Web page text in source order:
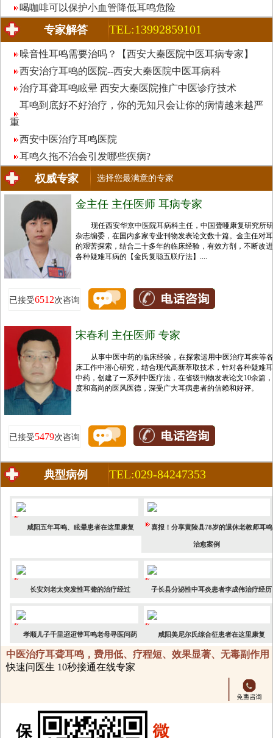
喝咖啡可以保护小血管降低耳鸣危险
专家解答 TEL:13992859101
噪音性耳鸣需要治吗？【西安大秦医院中医耳病专家】
西安治疗耳鸣的医院--西安大秦医院中医耳病科
治疗耳聋耳鸣眩晕 西安大秦医院推广中医诊疗技术
耳鸣到底好不好治疗，你的无知只会让你的病情越来越严
重
西安中医治疗耳鸣医院
耳鸣久拖不治会引发哪些疾病?
权威专家 选择您最满意的专家
金主任 主任医师 耳病专家
现任西安华京中医院耳病科主任，中国聋哑康复研究所
杂志编委，在国内多家专业刊物发表论文数十篇。金主任对
的艰苦探索，结合二十多年的临床经验，有效方剂，不断改
各种疑难耳病的【金氏复聪五联疗法】....
已接受6512次咨询
宋春利 主任医师 专家
从事中医中药的临床经验，在探索运用中医治疗耳疾等
床工作中潜心研究，结合现代高新萃取技术，针对各种疑难
中药，创建了一系列中医疗法，在省级刊物发表论文10余篇
度和高尚的医风医德，深受广大耳病患者的信赖和好评。
已接受5479次咨询
典型病例 TEL:029-84247353
咸阳五年耳鸣、眩晕患者在这里康复 喜报！分享黄陵县78岁的退休老教师耳鸣
治愈案例
长安刘老太突发性耳聋的治疗经过 子长县分泌性中耳炎患者李成伟治疗经历
孝顺儿子千里迢迢带耳鸣老母寻医问药 咸阳美尼尔氏综合征患者在这里康复
中医治疗耳聋耳鸣，费用低、疗程短、效果显著、无毒副作用
快速问医生 10秒接通在线专家